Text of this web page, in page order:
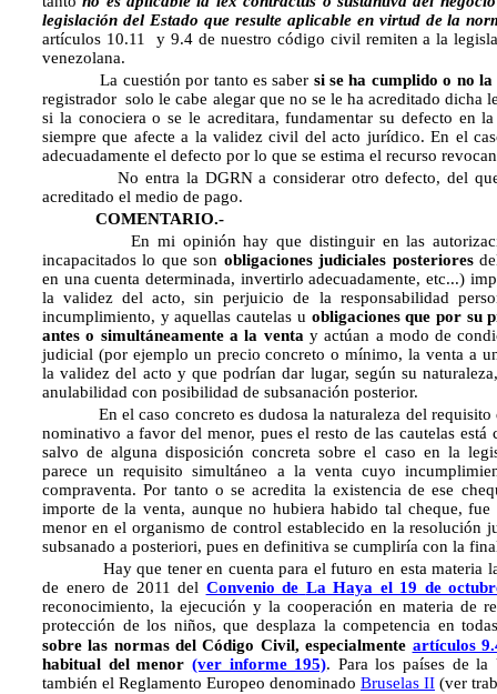
legislación del Estado que resulte aplicable en virtud de la
artículos 10.11 y 9.4 de nuestro código civil remiten a la
venezolana.
La cuestión por tanto es saber si se ha cumplido o no
registrador solo le cabe alegar que no se le ha acreditado dicha
si la conociera o se le acreditara, fundamentar su defecto en
siempre que afecte a la validez civil del acto jurídico. En el
adecuadamente el defecto por lo que se estima el recurso
No entra la DGRN a considerar otro defecto, del que
acreditado el medio de pago.
COMENTARIO.-
En mi opinión hay que distinguir en las
incapacitados lo que son obligaciones judiciales posteriores
en una cuenta determinada, invertirlo adecuadamente, etc...)
la validez del acto, sin perjuicio de la responsabilidad
incumplimiento, y aquellas cautelas u obligaciones que por su
antes o simultáneamente a la ventay actúan a modo de
judicial (por ejemplo un precio concreto o mínimo, la venta a
la validez del acto y que podrían dar lugar, según su
anulabilidad con posibilidad de subsanación posterior.
En el caso concreto es dudosa la naturaleza del requisito
nominativo a favor del menor, pues el resto de las cautelas
salvo de alguna disposición concreta sobre el caso en la
parece un requisito simultáneo a la venta cuyo
compraventa. Por tanto o se acredita la existencia de ese
importe de la venta, aunque no hubiera habido tal cheque,
menor en el organismo de control establecido en la resolución
subsanado a posteriori, pues en definitiva se cumpliría con la
Hay que tener en cuenta para el futuro en esta materia la
de enero de 2011 del Convenio de La Haya el 19 de
reconocimiento, la ejecución y la cooperación en materia de
protección de los niños, que desplaza la competencia en
sobre las normas del Código Civil, especialmente artículos
habitual del menor (ver informe 195). Para los países de
también el Reglamento Europeo denominado Bruselas II (ver